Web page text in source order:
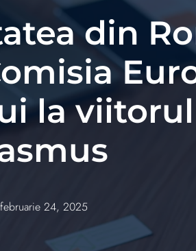
din
la
februarie 24, 2025